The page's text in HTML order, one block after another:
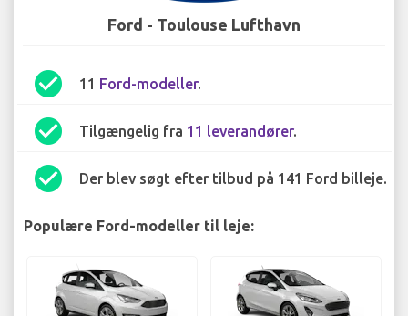
Ford - Toulouse Lufthavn
check_circle 11 Ford-modeller.
check_circle Tilgængelig fra 11 leverandører.
check_circle Der blev søgt efter tilbud på 141 Ford billeje.
Populære Ford-modeller til leje: